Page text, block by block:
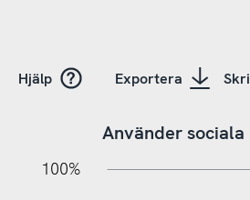
Hjälp Exportera
Använder
100%